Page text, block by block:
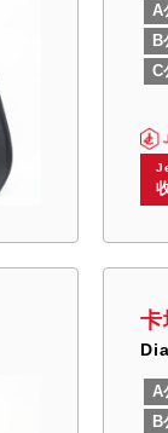
A
B
C
A
B